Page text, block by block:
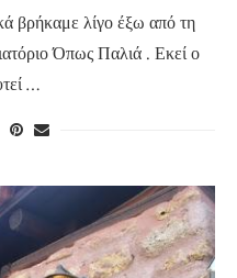
βρήκαμε λίγο έξω από τη
Όπως Παλιά . Εκεί ο
…